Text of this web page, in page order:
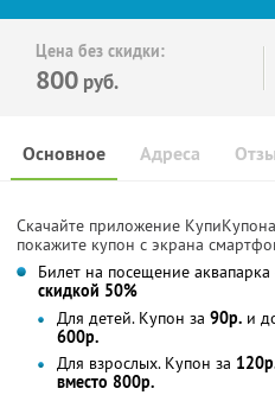
Цена без скидки:
800 руб.
Основное Адреса
Скачайте приложение
покажите купон с экрана
Билет на посещение аквапарка
скидкой 50%
Для детей. Купон за 90р. и
600р.
Для взрослых. Купон за
вместо 800р.